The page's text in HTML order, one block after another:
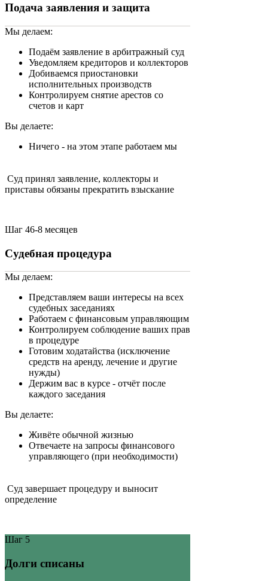
Подача заявления и защита
Мы делаем:
Подаём заявление в арбитражный суд
Уведомляем кредиторов и коллекторов
Добиваемся приостановки
исполнительных производств
Контролируем снятие арестов со
счетов и карт
Вы делаете:
Ничего - на этом этапе работаем мы
Суд принял заявление, коллекторы и
приставы обязаны прекратить взыскание
Шаг 46-8 месяцев
Судебная процедура
Мы делаем:
Представляем ваши интересы на всех
судебных заседаниях
Работаем с финансовым управляющим
Контролируем соблюдение ваших прав
в процедуре
Готовим ходатайства (исключение
средств на аренду, лечение и другие
нужды)
Держим вас в курсе - отчёт после
каждого заседания
Вы делаете:
Живёте обычной жизнью
Отвечаете на запросы финансового
управляющего (при необходимости)
Суд завершает процедуру и выносит
определение
Шаг 5
Долги списаны